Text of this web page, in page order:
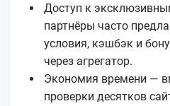
Доступ к
партнёры часто
условия, кэшбэк и
через агрегатор.
Экономия времени —
проверки десятков